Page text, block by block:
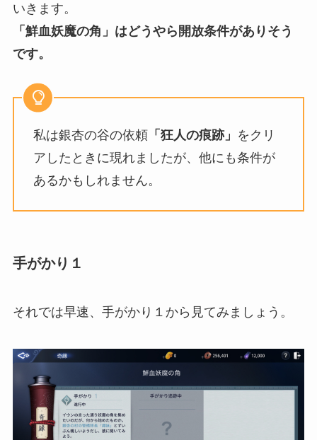
いきます。
「鮮血妖魔の角」はどうやら開放条件がありそう
です。
私は銀杏の谷の依頼「狂人の痕跡」 をクリ
アしたときに現れましたが、他にも条件が
あるかもしれません。
手がかり１
それでは早速、手がかり１から見てみましょう。